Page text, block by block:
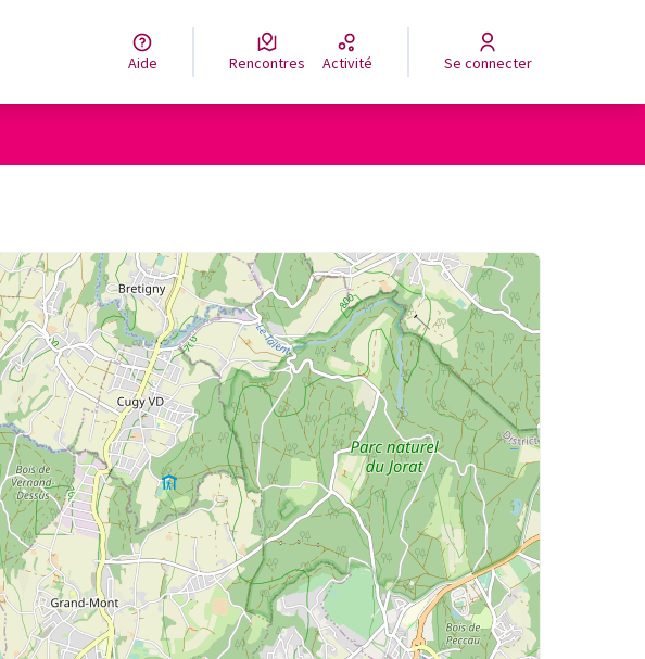
Aide Rencontres Activité Se connecter